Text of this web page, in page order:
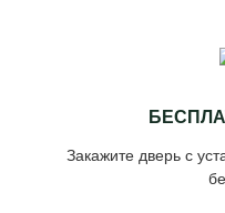
Закажите дверь с